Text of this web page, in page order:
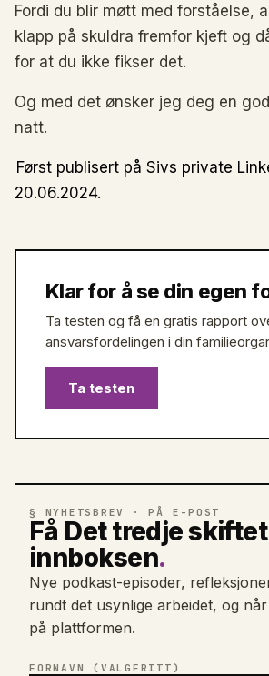
Fordi du blir møtt med forståelse,
klapp på skuldra fremfor kjeft og
for at du ikke fikser det.
Og med det ønsker jeg deg en
natt.
Først publisert på Sivs private
20.06.2024.
Klar for å se din egen
Ta testen og få en gratis rapport
ansvarsfordelingen i din
Ta testen
§ NYHETSBREV · PÅ E-POST
Få Det tredje
innboksen.
Nye podkast-episoder,
rundt det usynlige arbeidet, og
på plattformen.
FORNAVN (VALGFRITT)